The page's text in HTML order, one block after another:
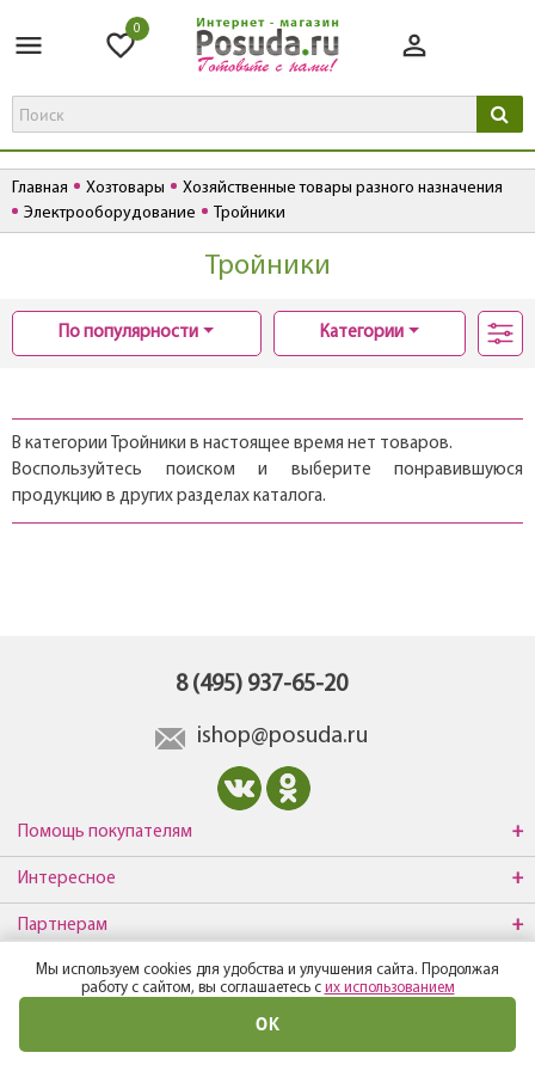
0
Главная Хозтовары
Хозяйственные товары разного назначения
Электрооборудование
Тройники
Тройники
По популярности Категории
В категории Тройники в настоящее время нет товаров.
Воспользуйтесь поиском и выберите понравившуюся
продукцию в других разделах каталога.
8 (495) 937-65-20
ishop@posuda.ru
Помощь покупателям
Интересное
Партнерам
О компании
Мы используем cookies для удобства и улучшения сайта. Продолжая
работу с сайтом, вы соглашаетесь с их использованием
ОК